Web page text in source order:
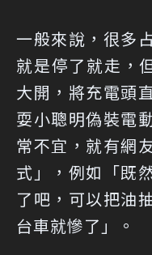
一般來說，很多
就是停了就走，
大開，將充電頭
耍小聰明偽裝電
常不宜，就有網
式」，例如「既
了吧，可以把油
台車就慘了」。